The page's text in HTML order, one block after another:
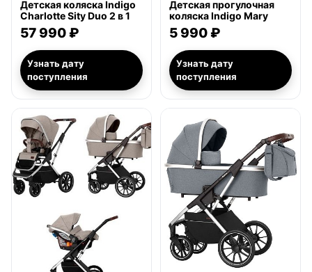
Детская коляска Indigo
Charlotte Sity Duo 2 в 1
57 990 ₽
Узнать дату
поступления
Детская прогулочная
коляска Indigo Mary
5 990 ₽
Узнать дату
поступления